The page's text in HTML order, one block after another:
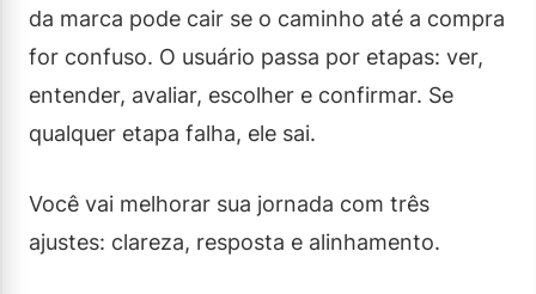
da marca pode cair se o caminho até a compra
for confuso. O usuário passa por etapas: ver,
entender, avaliar, escolher e confirmar. Se
qualquer etapa falha, ele sai.
Você vai melhorar sua jornada com três
ajustes: clareza, resposta e alinhamento.